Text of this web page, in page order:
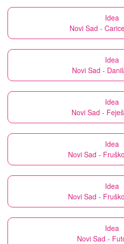
Idea
Novi Sad -
Idea
Novi Sad -
Idea
Novi Sad -
Idea
Novi Sad -
Idea
Novi Sad -
Idea
Novi Sad -